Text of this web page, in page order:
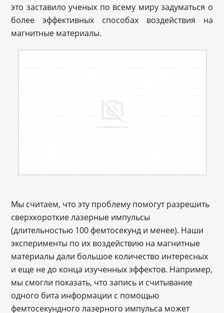
это заставило ученых по всему миру задуматься о
более эффективных способах воздействия на
магнитные материалы.
Мы считаем, что эту проблему помогут разрешить
сверхкороткие лазерные импульсы
(длительностью 100 фемтосекунд и менее). Наши
эксперименты по их воздействию на магнитные
материалы дали большое количество интересных
и еще не до конца изученных эффектов. Например,
мы смогли показать, что запись и считывание
одного бита информации с помощью
фемтосекундного лазерного импульса может